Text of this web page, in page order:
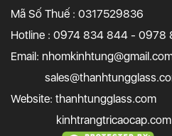
Mã Số Thuế : 0317529836
Hotline : 0974 834 844 - 0978
Email:
Website: thanhtungglass.com
kinhtrangtricaocap.com